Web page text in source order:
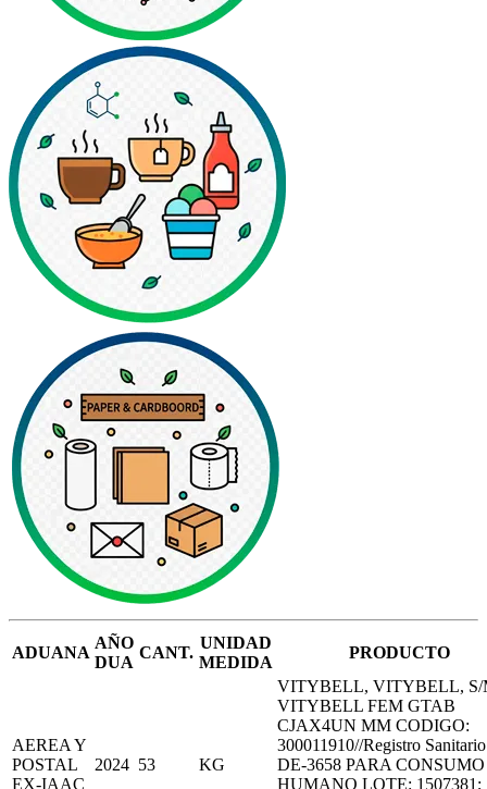
ADUANA
AÑO
DUA
CANT.
UNIDAD
MEDIDA
PRODUCTO
AEREA Y
POSTAL
EX-IAAC
2024 53 KG
VITYBELL, VITYBELL, S/
VITYBELL FEM GTAB
CJAX4UN MM CODIGO:
300011910//Registro
DE-3658 PARA CONSUMO
HUMANO LOTE: 1507381;